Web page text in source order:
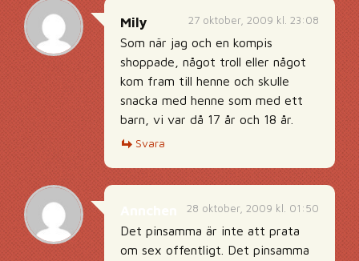
27 oktober, 2009 kl. 23:08
Mily
Som när jag och en kompis
shoppade, något troll eller något
kom fram till henne och skulle
snacka med henne som med ett
barn, vi var då 17 år och 18 år.
Svara
28 oktober, 2009 kl. 01:50
Det pinsamma är inte att prata
om sex offentligt. Det pinsamma